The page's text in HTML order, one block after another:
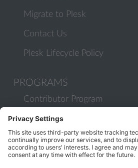
Migrate to Plesk
Contact Us
Plesk Lifecycle Policy
PROGRAMS
Contributor Program
Partner Program
COMMUNITY